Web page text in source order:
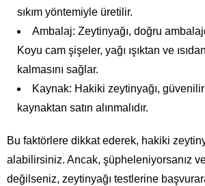
sıkım yöntemiyle üretilir.
Ambalaj: Zeytinyağı, doğru
Koyu cam şişeler, yağı ışıktan ve
kalmasını sağlar.
Kaynak: Hakiki zeytinyağı,
kaynaktan satın alınmalıdır.
Bu faktörlere dikkat ederek, hakiki
alabilirsiniz. Ancak, şüpheleniyorsanız
değilseniz, zeytinyağı testlerine